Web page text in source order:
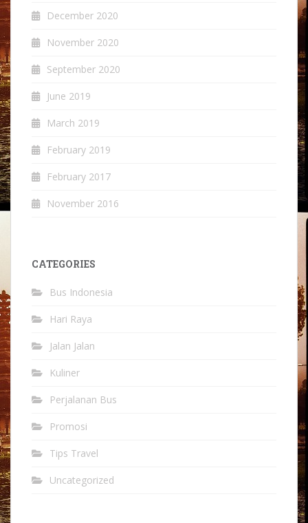
December 2020
November 2020
September 2020
June 2019
March 2019
February 2019
February 2017
November 2016
CATEGORIES
Bus Indonesia
Hari Raya
Jalan Jalan
Kuliner
Perjalanan Bus
Promosi
Tips Travel
Uncategorized